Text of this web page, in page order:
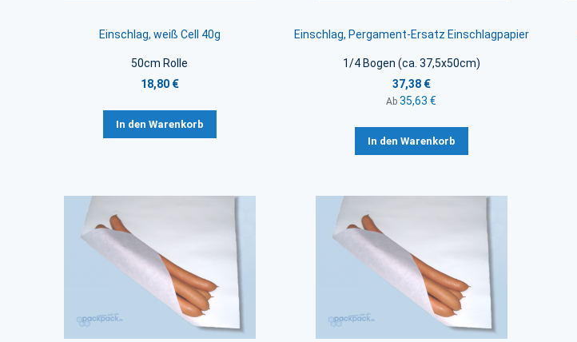
Einschlag, weiß Cell 40g
50cm Rolle
18,80 €
In den Warenkorb
Einschlag, Pergament-Ersatz Einschlagpapier
1/4 Bogen (ca. 37,5x50cm)
37,38 €
Ab 35,63 €
In den Warenkorb